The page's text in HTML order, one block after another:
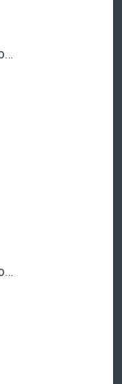
Szublimálható 240 ml-es, ezüst színű rozsdamentes acél tejes pohár tetővel
Szublimálható 750 ml-es, ezüst színű rozsdamentes acél pohár